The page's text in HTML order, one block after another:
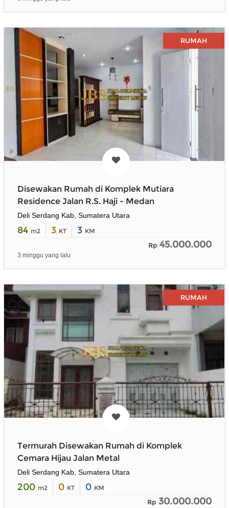
RUMAH
Disewakan Rumah di Komplek Mutiara
Residence Jalan R.S. Haji - Medan
Deli Serdang Kab, Sumatera Utara
84 m2 3 KT 3 KM
Rp 45.000.000
3 minggu yang lalu
RUMAH
Termurah Disewakan Rumah di Komplek
Cemara Hijau Jalan Metal
Deli Serdang Kab, Sumatera Utara
200 m2 0 KT 0 KM
Rp 30.000.000